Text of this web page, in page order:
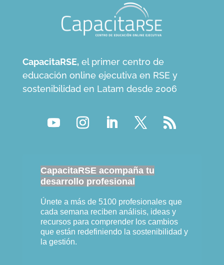
CapacitaRSE, el primer centro de
educación online ejecutiva en RSE y
sostenibilidad en Latam desde 2006
CapacitaRSE acompaña tu
desarrollo profesional
Únete a más de 5100 profesionales que
cada semana reciben análisis, ideas y
recursos para comprender los cambios
que están redefiniendo la sostenibilidad y
la gestión.